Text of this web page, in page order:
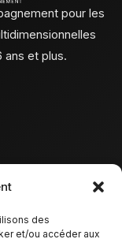
des
et/ou accéder aux
pour les
ans et plus.